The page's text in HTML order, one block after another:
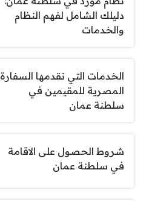
دليلك الشامل لفهم النظام
والخدمات
الخدمات التي تقدمها السفارة
المصرية للمقيمين في
سلطنة عمان
شروط الحصول على الاقامة
في سلطنة عمان